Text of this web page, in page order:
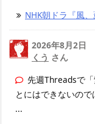
NHK朝ドラ『風、
2026年8月2日
くう さん
先週Threadsで
とにはできないの
...